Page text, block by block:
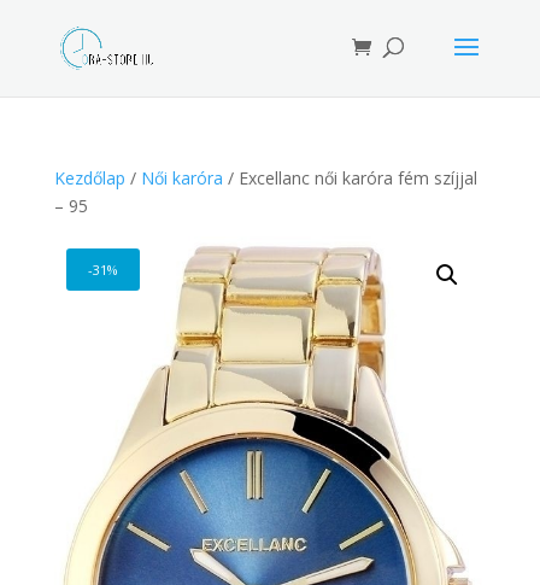
search
Kezdőlap / Női karóra / Excellanc női karóra fém szíjjal
– 95
-31%